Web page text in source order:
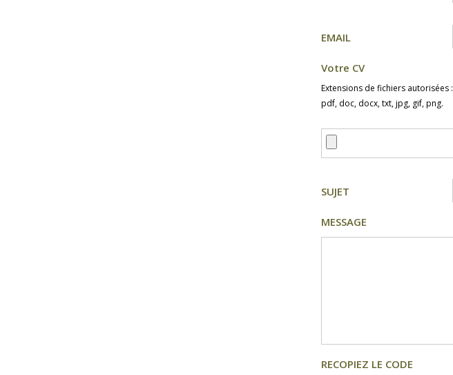
EMAIL
Votre CV
Extensions de fichiers autorisées :
pdf, doc, docx, txt, jpg, gif, png.
SUJET
MESSAGE
RECOPIEZ LE CODE